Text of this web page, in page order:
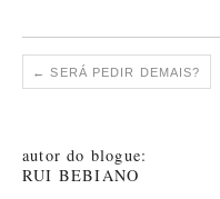
← SERÁ PEDIR DEMAIS?
autor do blogue:
RUI BEBIANO